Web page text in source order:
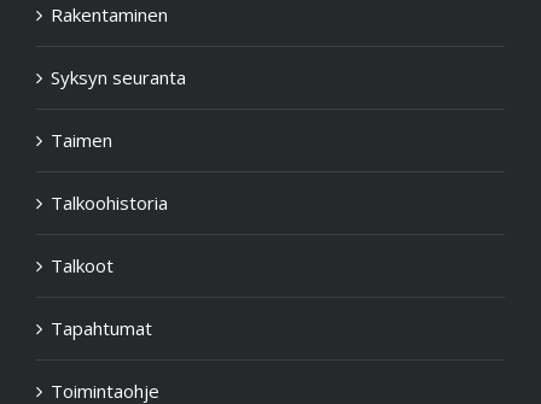
Rakentaminen
Syksyn seuranta
Taimen
Talkoohistoria
Talkoot
Tapahtumat
Toimintaohje